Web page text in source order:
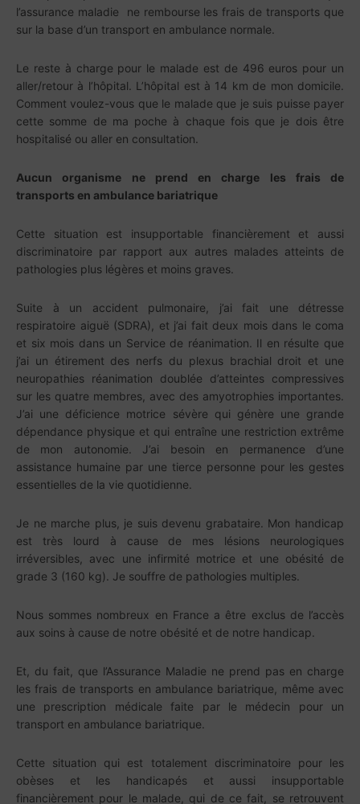
l’assurance maladie ne rembourse les frais de transports que
sur la base d’un transport en ambulance normale.
Le reste à charge pour le malade est de 496 euros pour un
aller/retour à l’hôpital. L’hôpital est à 14 km de mon domicile.
Comment voulez-vous que le malade que je suis puisse payer
cette somme de ma poche à chaque fois que je dois être
hospitalisé ou aller en consultation.
Aucun organisme ne prend en charge les frais de
transports en ambulance bariatrique
Cette situation est insupportable financièrement et aussi
discriminatoire par rapport aux autres malades atteints de
pathologies plus légères et moins graves.
Suite à un accident pulmonaire, j’ai fait une détresse
respiratoire aiguë (SDRA), et j’ai fait deux mois dans le coma
et six mois dans un Service de réanimation. Il en résulte que
j’ai un étirement des nerfs du plexus brachial droit et une
neuropathies réanimation doublée d’atteintes compressives
sur les quatre membres, avec des amyotrophies importantes.
J’ai une déficience motrice sévère qui génère une grande
dépendance physique et qui entraîne une restriction extrême
de mon autonomie. J’ai besoin en permanence d’une
assistance humaine par une tierce personne pour les gestes
essentielles de la vie quotidienne.
Je ne marche plus, je suis devenu grabataire. Mon handicap
est très lourd à cause de mes lésions neurologiques
irréversibles, avec une infirmité motrice et une obésité de
grade 3 (160 kg). Je souffre de pathologies multiples.
Nous sommes nombreux en France a être exclus de l’accès
aux soins à cause de notre obésité et de notre handicap.
Et, du fait, que l’Assurance Maladie ne prend pas en charge
les frais de transports en ambulance bariatrique, même avec
une prescription médicale faite par le médecin pour un
transport en ambulance bariatrique.
Cette situation qui est totalement discriminatoire pour les
obèses et les handicapés et aussi insupportable
financièrement pour le malade, qui de ce fait, se retrouvent